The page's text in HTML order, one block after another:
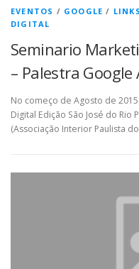
EVENTOS / GOOGLE /
DIGITAL
Seminario
– Palestra Google
No começo de Agosto de
Digital Edição São José do Rio
(Associação Interior Paulista